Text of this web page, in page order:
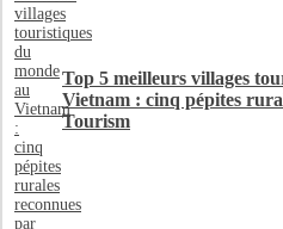
Top 5 meilleurs villages
Vietnam : cinq pépites
Tourism